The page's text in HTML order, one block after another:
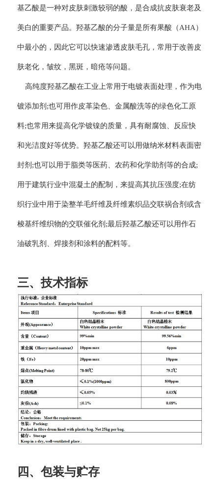
基乙酸是一种对皮肤刺激较弱的酸，是合成抗皮肤衰老及
美白的重要产品。羟基乙酸的分子量是所有果酸（AHA）
中最小的，因此它可以快速渗透皮肤毛孔，常用于改善皮
肤老化，皱纹，黑斑，暗疮等问题。
高纯度羟基乙酸在工业上常用于电镀表面处理，作为电
镀添加剂;也可用作皮革染色、金属酸洗等的绿色化工原
料;也常用来提高化学镀镍的质量，具有耐腐蚀、反应快
和光洁度好等优势。羟基乙酸还可以用做纳米材料表面密
封剂;也可以用于脂类等医药、农药和化学助剂等的合成;
用于建筑行业中混凝土的配制，来提高其抗压强度;在纺
织行业中用于染整羊毛纤维及纤维素织品交联祸合剂或含
梭基纤维织物的交联催化剂;最后羟基乙酸还可以用作石
油破乳剂、焊接剂和涂料的配料等。
三、技术指标
四、包装与贮存